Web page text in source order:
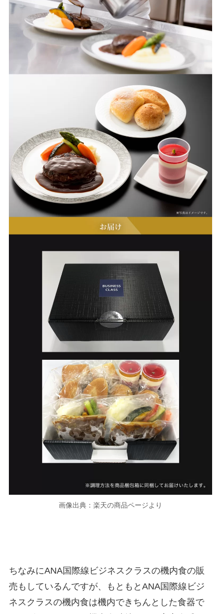
画像出典：楽天の商品ページより
ちなみにANA国際線ビジネスクラスの機内食の販
売もしているんですが、もともとANA国際線ビジ
ネスクラスの機内食は機内できちんとした食器で